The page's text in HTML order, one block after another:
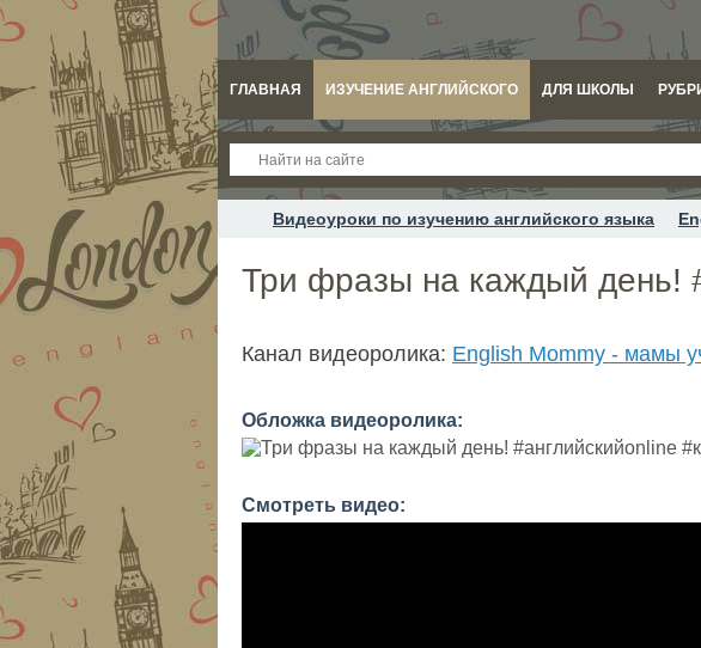
ГЛАВНАЯ ИЗУЧЕНИЕ АНГЛИЙСКОГО ДЛЯ ШКОЛЫ
Видеоуроки по изучению английского языка
Три фразы на каждый день!
Канал видеоролика: English Mommy - мамы
Обложка видеоролика:
Смотреть видео: